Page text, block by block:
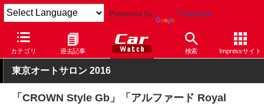
Powered by Translate
カテゴリ 過去記事 検索 Impressサイト
Car Watch 自動車 トヨタ クラウン
東京オートサロン 2016
「CROWN Style Gb」「アルファード Royal